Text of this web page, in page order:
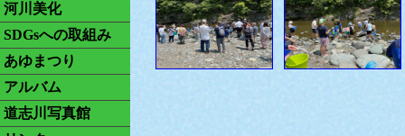
河川美化
SDGsへの取組み
あゆまつり
アルバム
道志川写真館